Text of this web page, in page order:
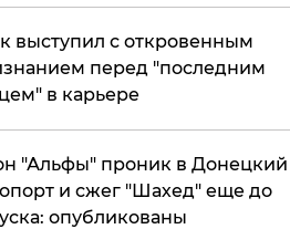
выступил с откровенным
перед "последним
в карьере
"Альфы" проник в Донецкий
и сжег "Шахед" еще до
опубликованы